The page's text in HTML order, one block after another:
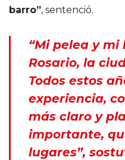
barro”, sentenció.
“Mi pelea y
Rosario, la
Todos estos
experiencia,
más claro y
importante,
lugares”,